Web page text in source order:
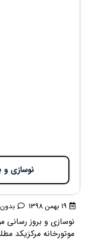
نوسازی و
19 بهمن 1398
نوسازی و بروز رسانی
موتورخانه مرکزیکد مطلب : 98111901اگر